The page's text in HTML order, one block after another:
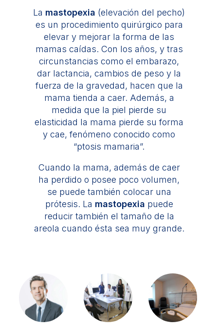
La mastopexia (elevación del pecho)
es un procedimiento quirúrgico para
elevar y mejorar la forma de las
mamas caídas. Con los años, y tras
circunstancias como el embarazo,
dar lactancia, cambios de peso y la
fuerza de la gravedad, hacen que la
mama tienda a caer. Además, a
medida que la piel pierde su
elasticidad la mama pierde su forma
y cae, fenómeno conocido como
“ptosis mamaria”.
Cuando la mama, además de caer
ha perdido o posee poco volumen,
se puede también colocar una
prótesis. La mastopexia puede
reducir también el tamaño de la
areola cuando ésta sea muy grande.